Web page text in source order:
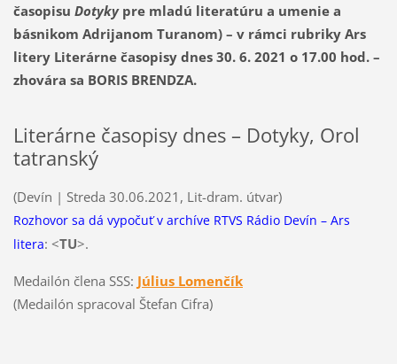
časopisu Dotyky pre mladú literatúru a umenie a
básnikom Adrijanom Turanom) – v rámci rubriky Ars
litery Literárne časopisy dnes 30. 6. 2021 o 17.00 hod. –
zhovára sa BORIS BRENDZA.
Literárne časopisy dnes – Dotyky, Orol
tatranský
(Devín | Streda 30.06.2021, Lit-dram. útvar)
Rozhovor sa dá vypočuť v archíve RTVS Rádio Devín – Ars
litera: <TU>.
Medailón člena SSS: Július Lomenčík
(Medailón spracoval Štefan Cifra)